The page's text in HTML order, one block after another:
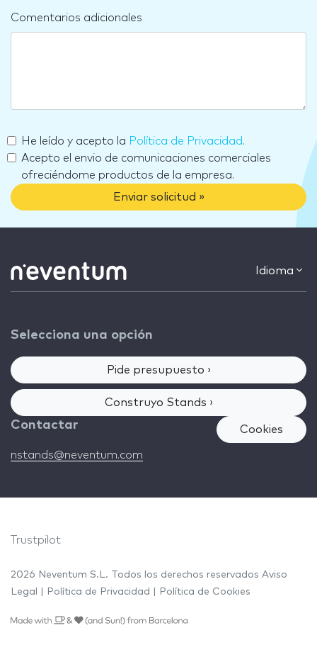
Comentarios adicionales
He leído y acepto la Política de Privacidad.
Acepto el envio de comunicaciones comerciales
ofreciéndome productos de la empresa.
Enviar solicitud »
Idioma
Selecciona una opción
Pide presupuesto ›
Construyo Stands ›
Contactar
nstands@neventum.com
Cookies
Trustpilot
2026 Neventum S.L. Todos los derechos reservados Aviso
Legal
Política de Privacidad Política de Cookies